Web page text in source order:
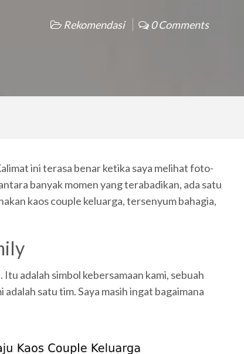
Rekomendasi 0 Comments
ini terasa benar ketika saya melihat foto-
banyak momen yang terabadikan, ada satu
kaos couple keluarga, tersenyum bahagia,
adalah simbol kebersamaan kami, sebuah
satu tim. Saya masih ingat bagaimana